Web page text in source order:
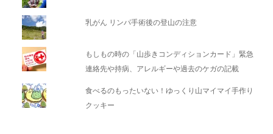
乳がん リンパ手術後の登山の注意
もしもの時の「山歩きコンディションカード」緊急
連絡先や持病、アレルギーや過去のケガの記載
食べるのもったいない！ゆっくり山マイマイ手作り
クッキー